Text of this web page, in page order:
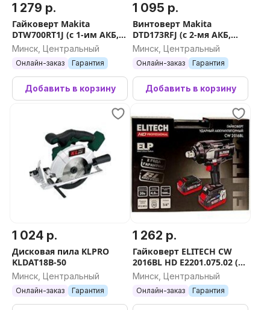
1 279 р.
Гайковерт Makita
DTW700RT1J (с 1-им АКБ,
кейс)
Минск, Центральный
Онлайн-заказ Гарантия
Добавить в корзину
1 095 р.
Винтоверт Makita
DTD173RFJ (с 2-мя АКБ,
кейс)
Минск, Центральный
Онлайн-заказ Гарантия
Добавить в корзину
1 024 р.
Дисковая пила KLPRO
KLDAT18B-50
Минск, Центральный
Онлайн-заказ Гарантия
1 262 р.
Гайковерт ELITECH CW
2016BL HD E2201.075.02 (с
2-мя АКБ, кейс)
Минск, Центральный
Онлайн-заказ Гарантия